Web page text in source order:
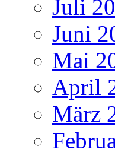
Juli
Juni
Mai
April
März